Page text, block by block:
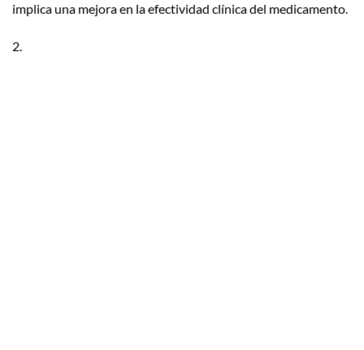
implica una mejora en la efectividad clínica del medicamento.
2.